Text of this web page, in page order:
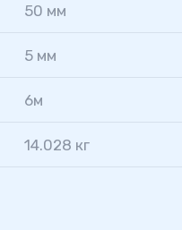
50 мм
5 мм
6м
14.028 кг